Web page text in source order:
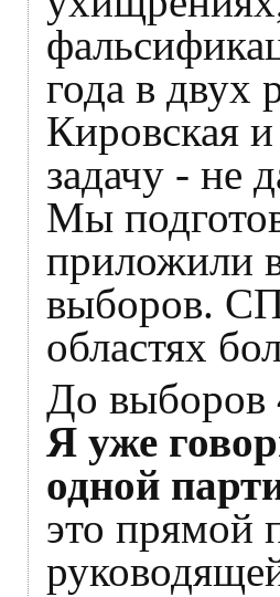
года в двух
Кировская
задачу - не
Мы
приложили
выборов.
областях
До выборов
Я уже
одной
это прямой